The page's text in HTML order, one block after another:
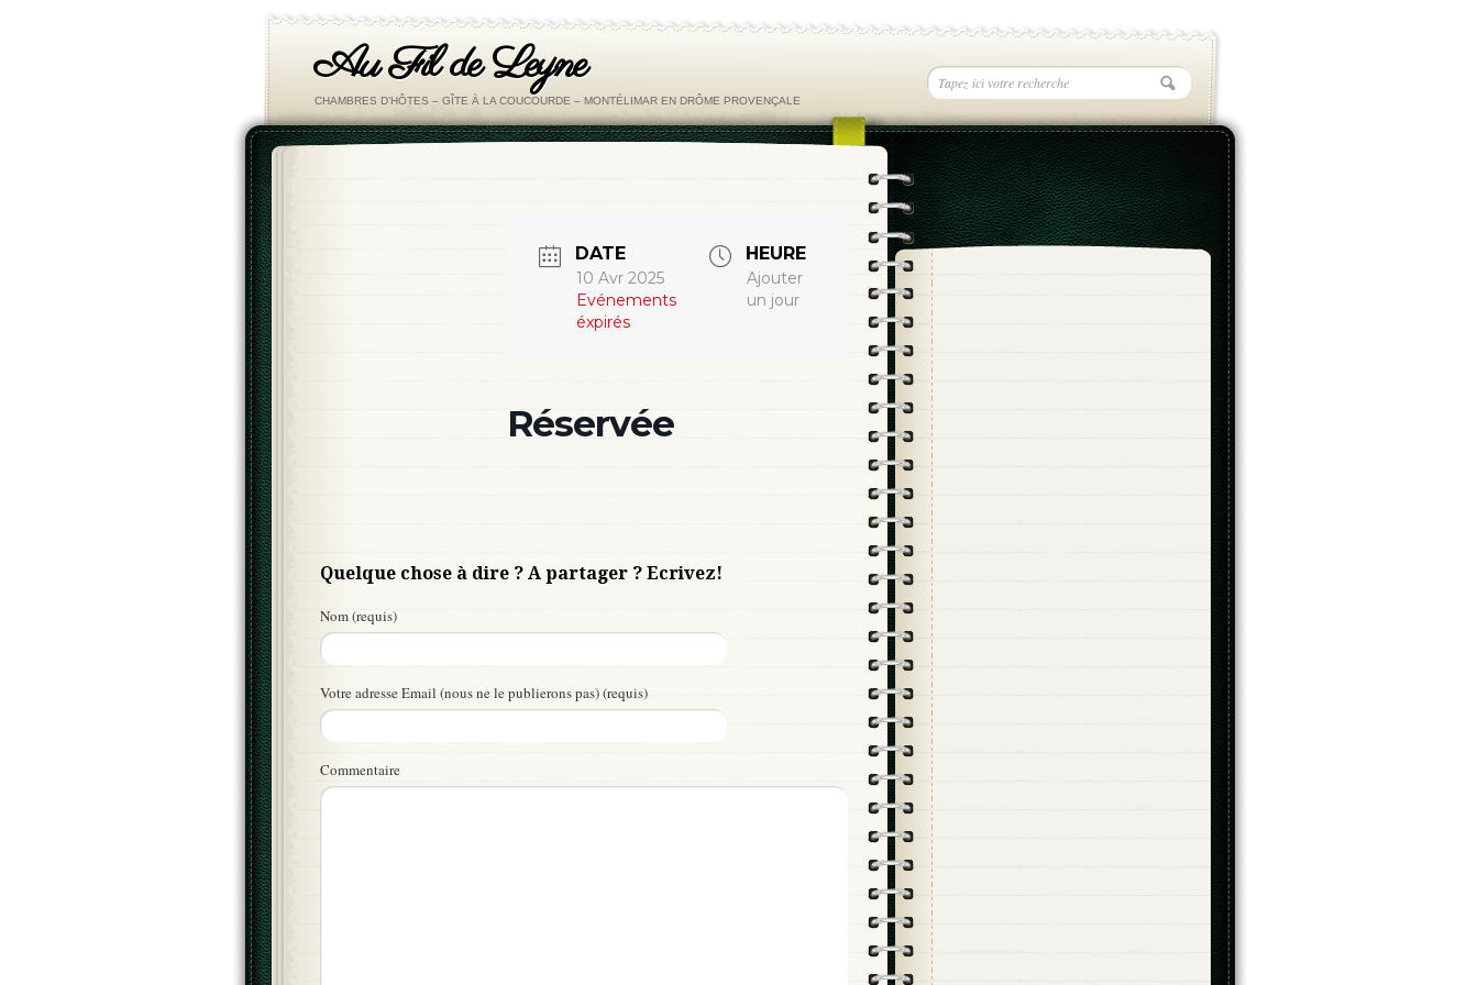
Au Fil de Leyne
CHAMBRES D'HÔTES – GÎTE À LA COUCOURDE – MONTÉLIMAR EN DRÔME PROVENÇALE
DATE
10 Avr 2025
Evénements
éxpirés
HEURE
Ajouter
un jour
Réservée
Quelque chose à dire ? A partager ? Ecrivez!
Nom (requis)
Votre adresse Email (nous ne le publierons pas) (requis)
Commentaire